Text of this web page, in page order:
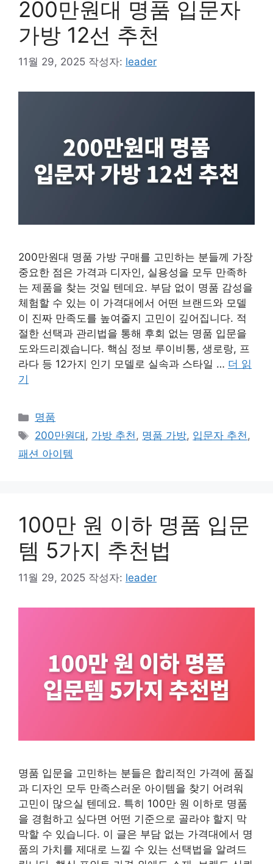
200만원대 명품 입문자
가방 12선 추천
11월 29, 2025 작성자: leader
200만원대 명품 가방 구매를 고민하는 분들께 가장
중요한 점은 가격과 디자인, 실용성을 모두 만족하
는 제품을 찾는 것일 텐데요. 부담 없이 명품 감성을
체험할 수 있는 이 가격대에서 어떤 브랜드와 모델
이 진짜 만족도를 높여줄지 고민이 깊어집니다. 적
절한 선택과 관리법을 통해 후회 없는 명품 입문을
도와드리겠습니다. 핵심 정보 루이비통, 생로랑, 프
라다 등 12가지 인기 모델로 실속과 스타일 … 더 읽
기
카
테
리
명품
태
그
200만원대 , 가방 추천, 명품 가방, 입문자 추천,
패션 아이템
100만 원 이하 명품 입문
템 5가지 추천법
11월 29, 2025 작성자: leader
명품 입문을 고민하는 분들은 합리적인 가격에 품질
과 디자인 모두 만족스러운 아이템을 찾기 어려워
고민이 많으실 텐데요. 특히 100만 원 이하로 명품
을 경험하고 싶다면 어떤 기준으로 골라야 할지 막
막할 수 있습니다. 이 글은 부담 없는 가격대에서 명
품의 가치를 제대로 느낄 수 있는 선택법을 알려드